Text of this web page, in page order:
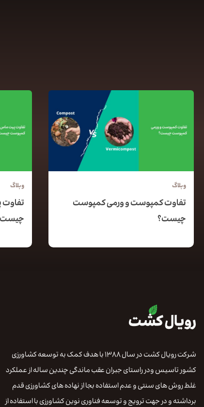
وبلاگ
تفاوت کمپوست و ورمی کمپوست
چیست؟
وبلاگ
شرکت رویال کشت در سال ۱۳۸۸ با هدف کمک به توسعه کشاورزی
کشور تاسیس ودر راستای جبران عقب ماندگی چندین ساله از عملکرد
غلط روش های سنتی و عدم استفاده بجا از نهاده های کشاورزی قدم
برداشته و در جهت ترویج و توسعه فناوری نوین کشاورزی با استفاده از